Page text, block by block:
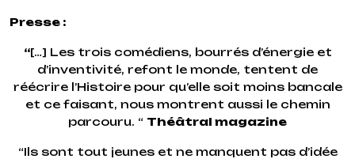
Presse :
“[…] Les trois comédiens, bourrés d’énergie et
d’inventivité, refont le monde, tentent de
réécrire l’Histoire pour qu’elle soit moins bancale
et ce faisant, nous montrent aussi le chemin
parcouru. “ Théâtral magazine
“Ils sont tout jeunes et ne manquent pas d’idée